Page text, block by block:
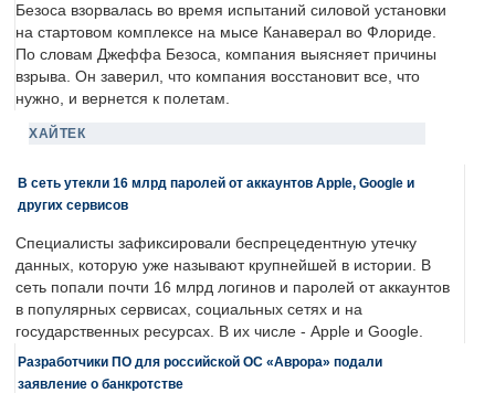
Безоса взорвалась во время испытаний силовой установки
на стартовом комплексе на мысе Канаверал во Флориде.
По словам Джеффа Безоса, компания выясняет причины
взрыва. Он заверил, что компания восстановит все, что
нужно, и вернется к полетам.
ХАЙТЕК
В сеть утекли 16 млрд паролей от аккаунтов Apple, Google и
других сервисов
Специалисты зафиксировали беспрецедентную утечку
данных, которую уже называют крупнейшей в истории. В
сеть попали почти 16 млрд логинов и паролей от аккаунтов
в популярных сервисах, социальных сетях и на
государственных ресурсах. В их числе - Apple и Google.
Разработчики ПО для российской ОС «Аврора» подали
заявление о банкротстве